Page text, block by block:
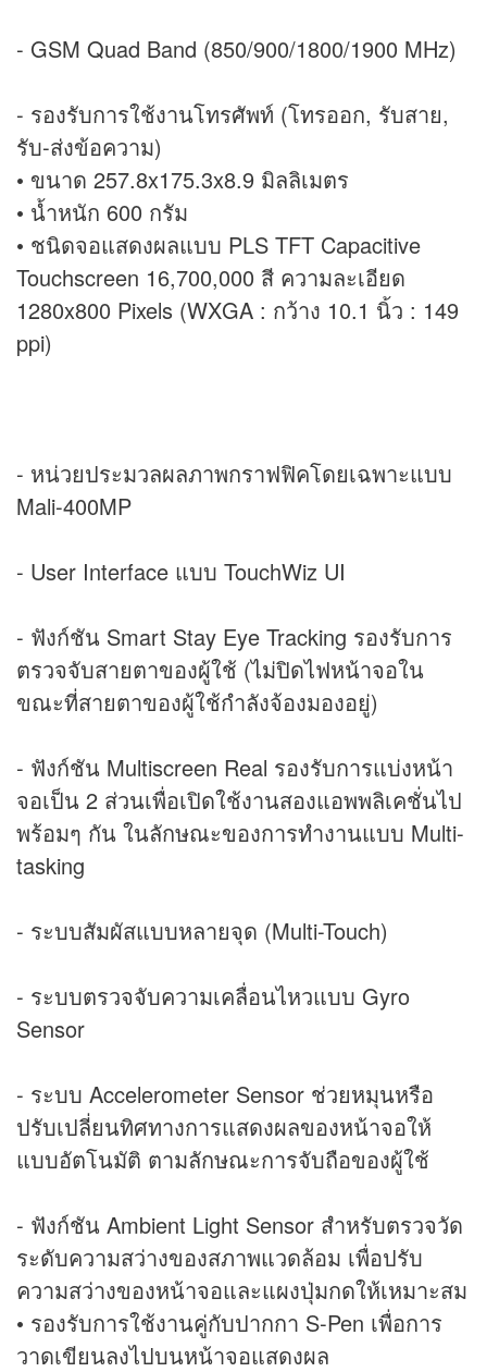
- GSM Quad Band (850/900/1800/1900 MHz)
- รองรับการใช้งานโทรศัพท์ (โทรออก, รับสาย,
รับ-ส่งข้อความ)
• ขนาด 257.8x175.3x8.9 มิลลิเมตร
• น้ำหนัก 600 กรัม
• ชนิดจอแสดงผลแบบ PLS TFT Capacitive
Touchscreen 16,700,000 สี ความละเอียด
1280x800 Pixels (WXGA : กว้าง 10.1 นิ้ว : 149
ppi)
- หน่วยประมวลผลภาพกราฟฟิคโดยเฉพาะแบบ
Mali-400MP
- User Interface แบบ TouchWiz UI
- ฟังก์ชัน Smart Stay Eye Tracking รองรับการ
ตรวจจับสายตาของผู้ใช้ (ไม่ปิดไฟหน้าจอใน
ขณะที่สายตาของผู้ใช้กำลังจ้องมองอยู่)
- ฟังก์ชัน Multiscreen Real รองรับการแบ่งหน้า
จอเป็น 2 ส่วนเพื่อเปิดใช้งานสองแอพพลิเคชั่นไป
พร้อมๆ กัน ในลักษณะของการทำงานแบบ Multi-
tasking
- ระบบสัมผัสแบบหลายจุด (Multi-Touch)
- ระบบตรวจจับความเคลื่อนไหวแบบ Gyro
Sensor
- ระบบ Accelerometer Sensor ช่วยหมุนหรือ
ปรับเปลี่ยนทิศทางการแสดงผลของหน้าจอให้
แบบอัตโนมัติ ตามลักษณะการจับถือของผู้ใช้
- ฟังก์ชัน Ambient Light Sensor สำหรับตรวจวัด
ระดับความสว่างของสภาพแวดล้อม เพื่อปรับ
ความสว่างของหน้าจอและแผงปุ่มกดให้เหมาะสม
• รองรับการใช้งานคู่กับปากกา S-Pen เพื่อการ
วาดเขียนลงไปบนหน้าจอแสดงผล